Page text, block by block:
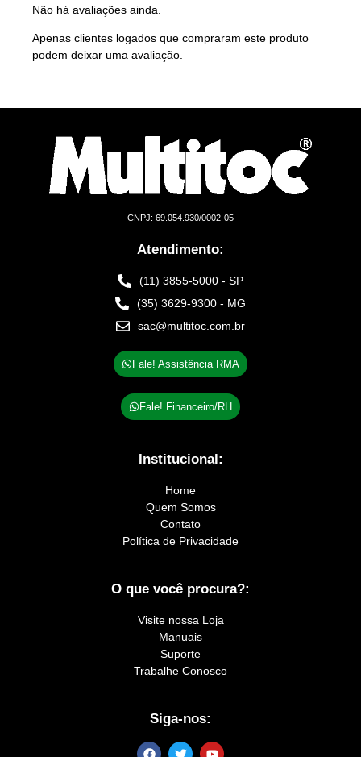
Não há avaliações ainda.
Apenas clientes logados que compraram este produto
podem deixar uma avaliação.
CNPJ: 69.054.930/0002-05
Atendimento:
(11) 3855-5000 - SP
(35) 3629-9300 - MG
sac@multitoc.com.br
Fale! Assistência RMA
Fale! Financeiro/RH
Institucional:
Home
Quem Somos
Contato
Política de Privacidade
O que você procura?:
Visite nossa Loja
Manuais
Suporte
Trabalhe Conosco
Siga-nos: